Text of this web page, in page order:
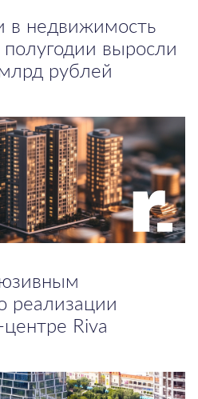
в недвижимость
выросли
рублей
реализации
Riva